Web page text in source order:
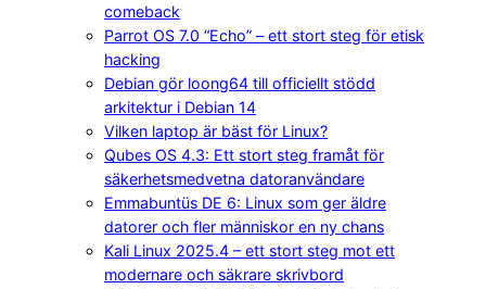
comeback
Parrot OS 7.0 “Echo” – ett stort steg för etisk
hacking
Debian gör loong64 till officiellt stödd
arkitektur i Debian 14
Vilken laptop är bäst för Linux?
Qubes OS 4.3: Ett stort steg framåt för
säkerhetsmedvetna datoranvändare
Emmabuntüs DE 6: Linux som ger äldre
datorer och fler människor en ny chans
Kali Linux 2025.4 – ett stort steg mot ett
modernare och säkrare skrivbord